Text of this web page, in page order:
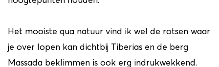
Het mooiste qua natuur vind ik wel de rotsen waar
je over lopen kan dichtbij Tiberias en de berg
Massada beklimmen is ook erg indrukwekkend.